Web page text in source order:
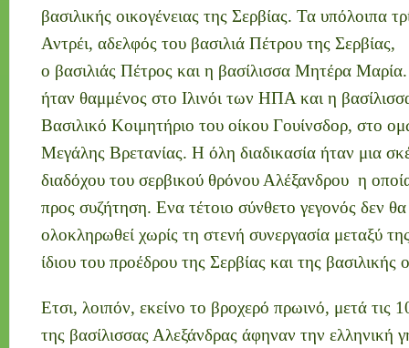
βασιλικής οικογένειας της Σερβίας. Τα υπόλοιπα
Αντρέι, αδελφός του βασιλιά Πέτρου της Σερβίας,
ο βασιλιάς Πέτρος και η βασίλισσα Μητέρα
ήταν θαμμένος στο Ιλινόι των ΗΠΑ και η
Βασιλικό Κοιμητήριο του οίκου Γουίνσδορ, στο
Μεγάλης Βρετανίας. Η όλη διαδικασία ήταν μια
διαδόχου του σερβικού θρόνου Αλέξανδρου η
προς συζήτηση. Ενα τέτοιο σύνθετο γεγονός δεν
ολοκληρωθεί χωρίς τη στενή συνεργασία μεταξύ
ίδιου του προέδρου της Σερβίας και της βασιλικής
Ετσι, λοιπόν, εκείνο το βροχερό πρωινό, μετά τις
της βασίλισσας Αλεξάνδρας άφηναν την ελληνική